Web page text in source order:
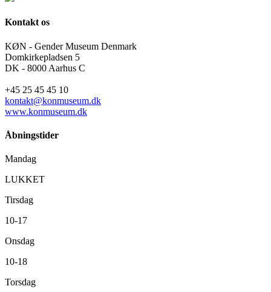
Kontakt os
KØN - Gender Museum Denmark
Domkirkepladsen 5
DK - 8000 Aarhus C
+45 25 45 45 10
kontakt@konmuseum.dk
www.konmuseum.dk
Åbningstider
Mandag
LUKKET
Tirsdag
10-17
Onsdag
10-18
Torsdag